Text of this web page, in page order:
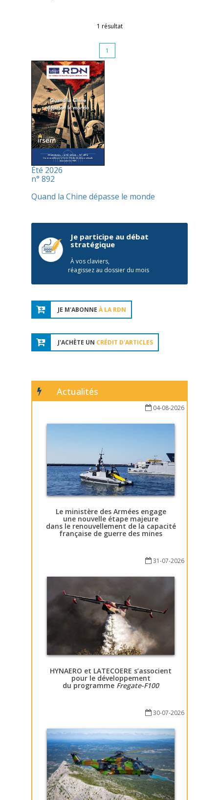
1 résultat
1
Été 2026
n° 892
Quand la Chine dépasse le monde
Je participe au débat
stratégique
À vos claviers,
réagissez au dossier du mois
JE M'ABONNE À LA RDN
J'ACHÈTE UN CRÉDIT D'ARTICLES
Actualités
04-08-2026
Le ministère des Armées engage
une nouvelle étape majeure
dans le renouvellement de la capacité
française de guerre des mines
31-07-2026
HYNAERO et LATECOERE s’associent
pour le développement
du programme Fregate-F100
30-07-2026